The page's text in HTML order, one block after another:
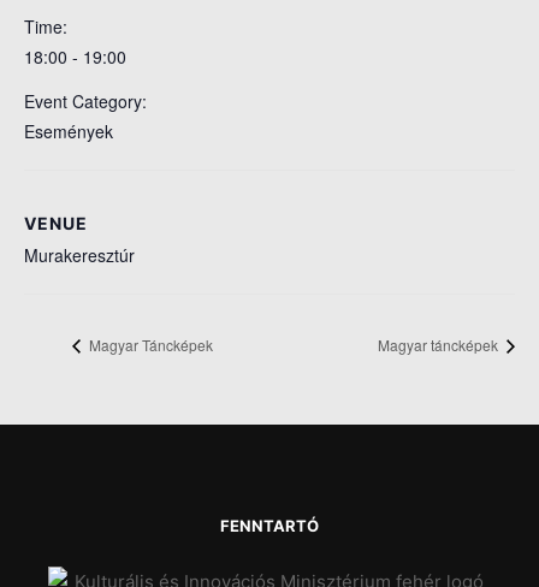
Time:
18:00 - 19:00
Event Category:
Események
VENUE
Murakeresztúr
Magyar Táncképek Magyar táncképek
FENNTARTÓ